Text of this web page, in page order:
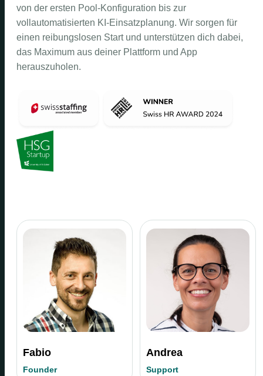
von der ersten Pool-Konfiguration bis zur
vollautomatisierten KI-Einsatzplanung. Wir sorgen für
einen reibungslosen Start und unterstützen dich dabei,
das Maximum aus deiner Plattform und App
herauszuholen.
Fabio
Founder
Andrea
Support